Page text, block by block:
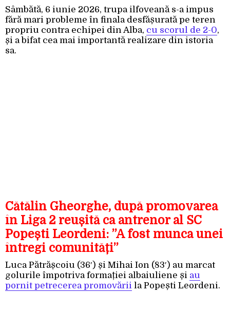
Sâmbătă, 6 iunie 2026, trupa ilfoveană s-a impus
fără mari probleme în finala desfășurată pe teren
propriu contra echipei din Alba, cu scorul de 2-0,
și a bifat cea mai importantă realizare din istoria
sa.
Cătălin Gheorghe, după promovarea
în Liga 2 reușită ca antrenor al SC
Popești Leordeni: ”A fost munca unei
întregi comunități”
Luca Pătrășcoiu (36′) și Mihai Ion (83′) au marcat
golurile împotriva formației albaiuliene și au
pornit petrecerea promovării la Popești Leordeni.